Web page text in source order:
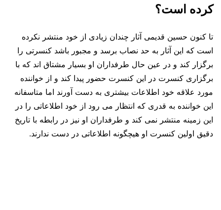
کرده است؟
تا کنون حسین قدیمی آثار چندان زیادی از خود منتشر نکرده
است که این آثار به حد نصاب برسد و مجبور باشد کنسرتی را
برگزار کند و در عین حال طرفداران او بسیار مشتاق اند که با
برگزاری کنسرت در این کنسرت حضور پیدا کند و از خواننده
مورد علاقه خود اطلاعات بیشتری به دست آورند اما متاسفانه
این خواننده به قدری که انتظار می رود از خود اطلاعاتی را در
این زمینه منتشر نمی کند و طرفداران او نیز در رابطه با تاریخ
دقیق اولین کنسرت او هیچگونه اطلاعاتی در دست ندارند.